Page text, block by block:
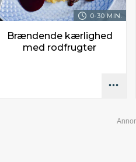
0-30 MIN.
Brændende kærlighed
med rodfrugter